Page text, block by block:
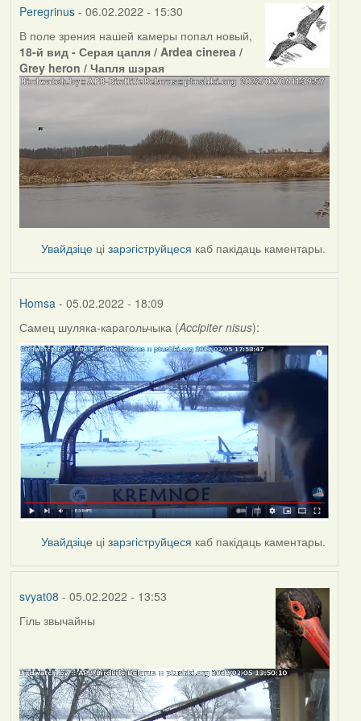
Peregrinus- 06.02.2022 - 15:30
В поле зрения нашей камеры попал новый,
18-й вид - Серая цапля / Ardea cinerea /
Grey heron / Чапля шэрая
Увайдзіце цізарэгіструйцеся каб пакідаць каментары.
Homsa- 05.02.2022 - 18:09
Самец шуляка-карагольчыка (Accipiter nisus):
Увайдзіце цізарэгіструйцеся каб пакідаць каментары.
svyat08 - 05.02.2022 - 13:53
Гіль звычайны